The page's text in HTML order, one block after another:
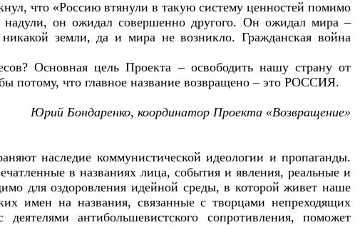
что «Россию втянули в такую систему ценностей помимо
он ожидал совершенно другого. Он ожидал мира –
земли, да и мира не возникло. Гражданская война
Основная цель Проекта – освободить нашу страну от
потому, что главное название возвращено – это РОССИЯ.
Юрий Бондаренко, координатор Проекта «Возвращение»
наследие коммунистической идеологии и пропаганды.
в названиях лица, события и явления, реальные и
для оздоровления идейной среды, в которой живет наше
имен на названия, связанные с творцами непреходящих
антибольшевистского сопротивления, поможет